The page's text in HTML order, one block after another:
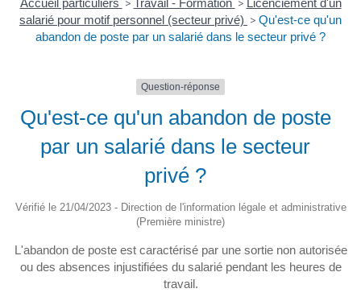
Accueil particuliers > Travail - Formation > Licenciement d'un
salarié pour motif personnel (secteur privé) > Qu'est-ce qu'un
abandon de poste par un salarié dans le secteur privé ?
Question-réponse
Qu'est-ce qu'un abandon de poste
par un salarié dans le secteur
privé ?
Vérifié le 21/04/2023 - Direction de l'information légale et administrative
(Première ministre)
L'abandon de poste est caractérisé par une sortie non autorisée
ou des absences injustifiées du salarié pendant les heures de
travail.